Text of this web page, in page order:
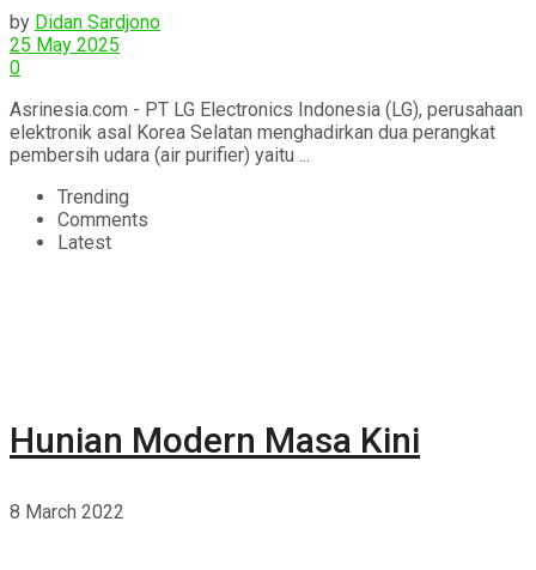
by Didan Sardjono
25 May 2025
0
Asrinesia.com - PT LG Electronics Indonesia (LG), perusahaan
elektronik asal Korea Selatan menghadirkan dua perangkat
pembersih udara (air purifier) yaitu ...
Trending
Comments
Latest
Hunian Modern Masa Kini
8 March 2022